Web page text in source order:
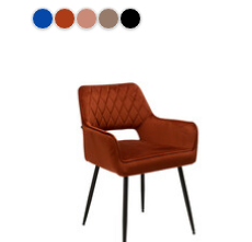
#0648a8
#ac3c17
#c98a78
#967b6a
#000000